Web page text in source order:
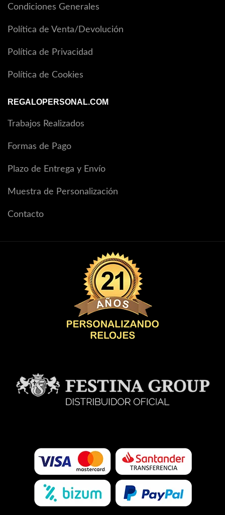
Condiciones Generales
Política de Venta/Devolución
Política de Privacidad
Política de Cookies
REGALOPERSONAL.COM
Trabajos Realizados
Formas de Pago
Plazo de Entrega y Envío
Muestra de Personalización
Contacto